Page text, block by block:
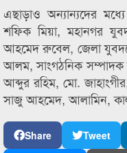
এছাড়াও অন্যান্যদের
শফিক মিয়া, মহানগর
আহমেদ রুবেল, জেলা
আলম, সাংগঠনিক সম্পাদক
আব্দুর রহিম, মো.
সাজু আহমেদ, আলামিন,
Share Tweet